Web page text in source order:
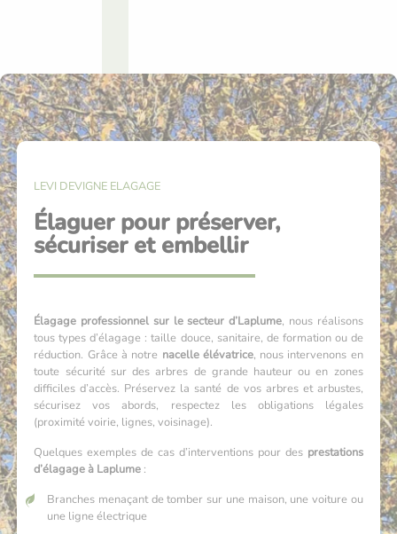
LEVI DEVIGNE ELAGAGE
Élaguer pour préserver,
sécuriser et embellir
Élagage professionnel sur le secteur d’Laplume, nous réalisons
tous types d’élagage : taille douce, sanitaire, de formation ou de
réduction. Grâce à notre nacelle élévatrice, nous intervenons en
toute sécurité sur des arbres de grande hauteur ou en zones
difficiles d’accès. Préservez la santé de vos arbres et arbustes,
sécurisez vos abords, respectez les obligations légales
(proximité voirie, lignes, voisinage).
Quelques exemples de cas d’interventions pour des prestations
d’élagage à Laplume :
Branches menaçant de tomber sur une maison, une voiture ou
une ligne électrique